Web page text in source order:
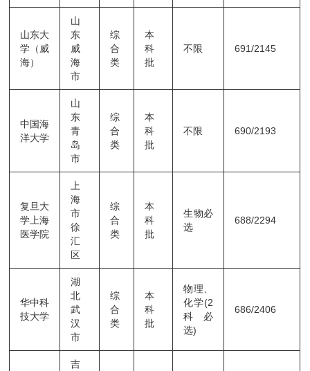
山东大
学（威
海）
山
东
威
海
市
综
合
类
本
科
批
不限 691/2145
中国海
洋大学
山
东
青
岛
市
综
合
类
本
科
批
不限 690/2193
复旦大
学上海
医学院
上
海
市
徐
汇
区
综
合
类
本
科
批
生物必
选
688/2294
华中科
技大学
湖
北
武
汉
市
综
合
类
本
科
批
物理、
化学(2
科必
选)
686/2406
吉